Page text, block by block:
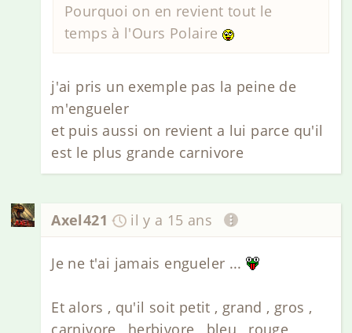
Pourquoi on en revient tout le
temps à l'Ours Polaire
j'ai pris un exemple pas la peine de
m'engueler
et puis aussi on revient a lui parce qu'il
est le plus grande carnivore
Axel421 il y a 15 ans
Je ne t'ai jamais engueler ...
Et alors , qu'il soit petit , grand , gros ,
carnivore , herbivore , bleu , rouge ,